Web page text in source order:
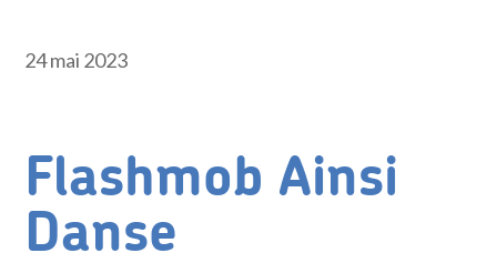
24 mai 2023
Flashmob Ainsi
Danse